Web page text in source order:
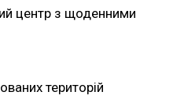
центр з щоденними
територій